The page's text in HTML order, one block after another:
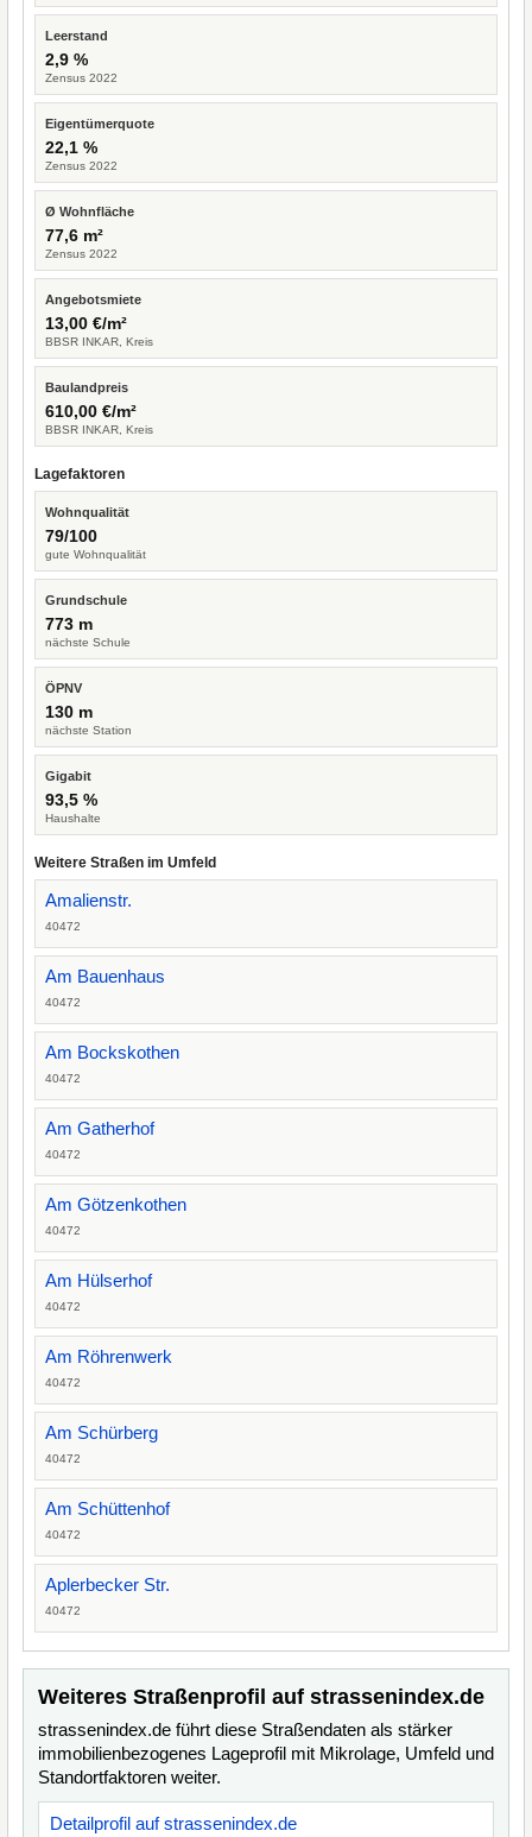
Leerstand
2,9 %
Zensus 2022
Eigentümerquote
22,1 %
Zensus 2022
Ø Wohnfläche
77,6 m²
Zensus 2022
Angebotsmiete
13,00 €/m²
BBSR INKAR, Kreis
Baulandpreis
610,00 €/m²
BBSR INKAR, Kreis
Lagefaktoren
Wohnqualität
79/100
gute Wohnqualität
Grundschule
773 m
nächste Schule
ÖPNV
130 m
nächste Station
Gigabit
93,5 %
Haushalte
Weitere Straßen im Umfeld
Amalienstr.
40472
Am Bauenhaus
40472
Am Bockskothen
40472
Am Gatherhof
40472
Am Götzenkothen
40472
Am Hülserhof
40472
Am Röhrenwerk
40472
Am Schürberg
40472
Am Schüttenhof
40472
Aplerbecker Str.
40472
Weiteres Straßenprofil auf strassenindex.de
strassenindex.de führt diese Straßendaten als stärker
immobilienbezogenes Lageprofil mit Mikrolage, Umfeld und
Standortfaktoren weiter.
Detailprofil auf strassenindex.de